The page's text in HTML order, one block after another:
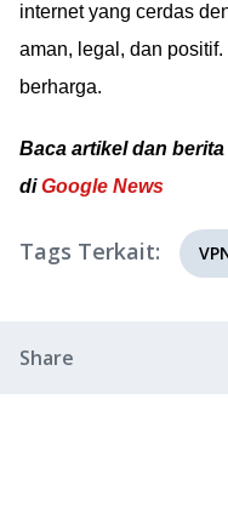
internet yang cerdas
aman, legal, dan
berharga.
Baca artikel dan
diGoogle News
Tags Terkait:
Share